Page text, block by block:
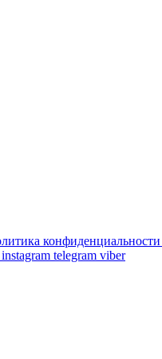
конфиденциальности
instagram telegram viber